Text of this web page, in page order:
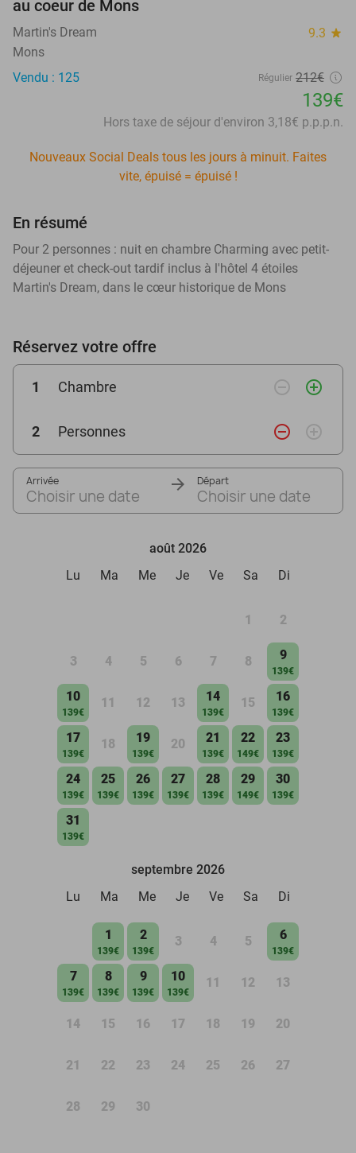
au coeur de Mons
Martin's Dream 9.3 star
Mons
Vendu : 125
Régulier 212€
139€
Hors taxe de séjour d'environ 3,18€ p.p.p.n.
Nouveaux Social Deals tous les jours à minuit. Faites
vite, épuisé = épuisé !
En résumé
Pour 2 personnes : nuit en chambre Charming avec petit-
déjeuner et check-out tardif inclus à l'hôtel 4 étoiles
Martin's Dream, dans le cœur historique de Mons
Réservez votre offre
1 Chambre remove_circle_outline add_circle_outline
2 Personnes remove_circle_outline add_circle_outline
Arrivée
Choisir une date
Départ
Choisir une date
août 2026
Lu
Ma Me Je Ve Sa Di
1 2
3 4 5 6 7 8 9
139€
10
139€
11 12 13 14
139€
15 16
139€
17
139€
18 19
139€
20 21
139€
22
149€
23
139€
24
139€
25
139€
26
139€
27
139€
28
139€
29
149€
30
139€
31
139€
septembre 2026
Lu
Ma Me Je Ve Sa Di
1
139€
2
139€
3 4 5 6
139€
7
139€
8
139€
9
139€
10
139€
11 12 13
14 15 16 17 18 19 20
21 22 23 24 25 26 27
28 29 30